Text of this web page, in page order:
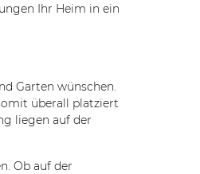
Ihr Heim in ein
Garten wünschen.
überall platziert
liegen auf der
Ob auf der